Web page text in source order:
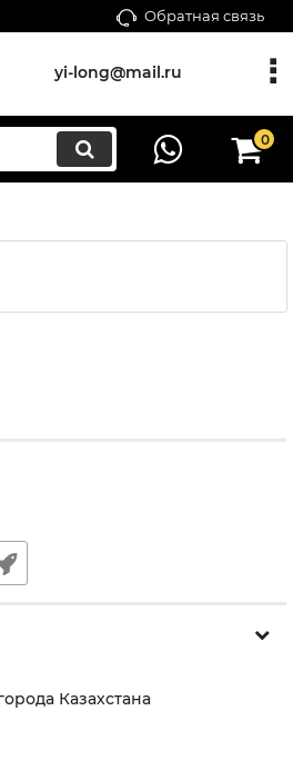
Обратная связь
yi-long@mail.ru
0
Казахстана